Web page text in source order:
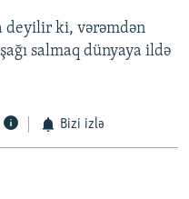
deyilir ki, vərəmdən
salmaq dünyaya ildə
Bizi izlə